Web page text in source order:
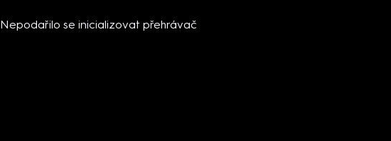
Nepodařilo se inicializovat přehrávač